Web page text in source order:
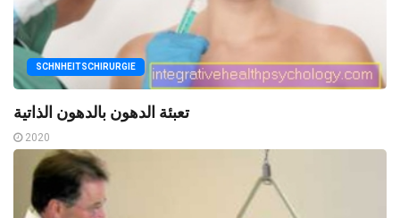
SCHNHEITSCHIRURGIE
تعبئة الدهون بالدهون الذاتية
2020